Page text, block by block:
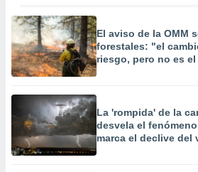
El aviso de la OMM
forestales: "el
riesgo, pero no es
La 'rompida' de la
desvela el
marca el declive del